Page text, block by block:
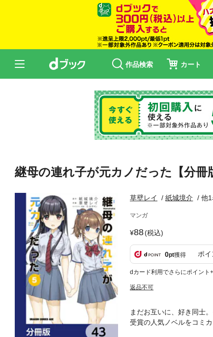
作品検索 カート
継母の連れ子が元カノだった【分
草壁レイ 紙城境介 他1
マンガ
88(税込)
0pt獲得 ポ
dカード利用でさらにポイント
返品不可
まだお互いに、好き同士
受賞の人気ノベルをコミ
本作品は単行本を分割し